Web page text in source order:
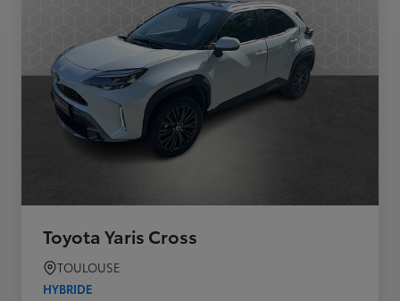
Toyota Yaris Cross
TOULOUSE
HYBRIDE